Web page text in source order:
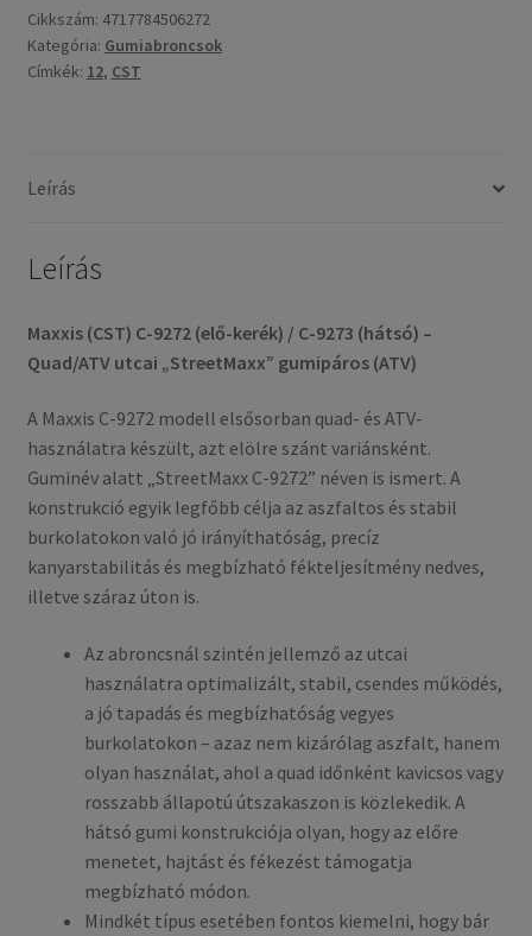
50N
(270/60-
12)
mennyiség
Cikkszám: 4717784506272
Kategória: Gumiabroncsok
Címkék: 12, CST
Leírás
Leírás
Maxxis (CST) C-9272 (elő-kerék) / C-9273 (hátsó) –
Quad/ATV utcai „StreetMaxx” gumipáros (ATV)
A Maxxis C-9272 modell elsősorban quad- és ATV-
használatra készült, azt elölre szánt variánsként.
Guminév alatt „StreetMaxx C-9272” néven is ismert. A
konstrukció egyik legfőbb célja az aszfaltos és stabil
burkolatokon való jó irányíthatóság, precíz
kanyarstabilitás és megbízható fékteljesítmény nedves,
illetve száraz úton is.
Az abroncsnál szintén jellemző az utcai
használatra optimalizált, stabil, csendes működés,
a jó tapadás és megbízhatóság vegyes
burkolatokon – azaz nem kizárólag aszfalt, hanem
olyan használat, ahol a quad időnként kavicsos vagy
rosszabb állapotú útszakaszon is közlekedik. A
hátsó gumi konstrukciója olyan, hogy az előre
menetet, hajtást és fékezést támogatja
megbízható módon.
Mindkét típus esetében fontos kiemelni, hogy bár